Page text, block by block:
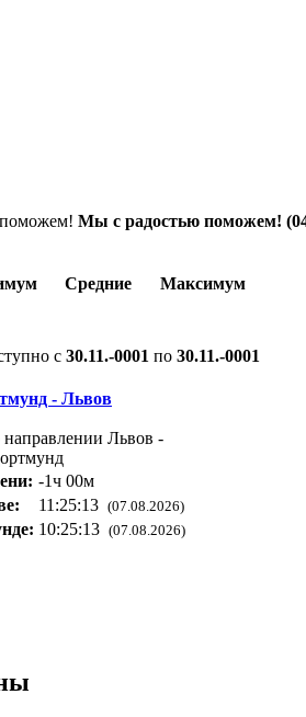
Мы с радостью поможем!
Средние
Максимум
с 30.11.-0001 по 30.11.-0001
- Львов
Львов -
-1ч 00м
11:25:14 (07.08.2026)
10:25:14 (07.08.2026)